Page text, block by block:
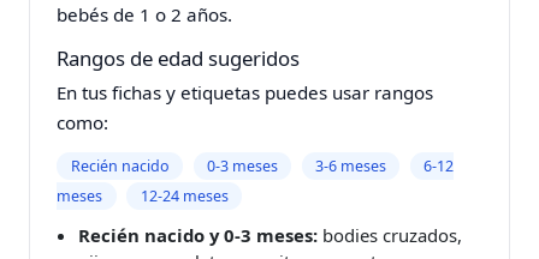
bebés de 1 o 2 años.
Rangos de edad sugeridos
En tus fichas y etiquetas puedes usar rangos
como:
Recién nacido 0‑3 meses 3‑6 meses
6‑12
meses
12‑24 meses
Recién nacido y 0‑3 meses:bodies cruzados,